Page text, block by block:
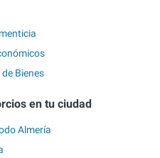
Bienes
en tu ciudad
Almería